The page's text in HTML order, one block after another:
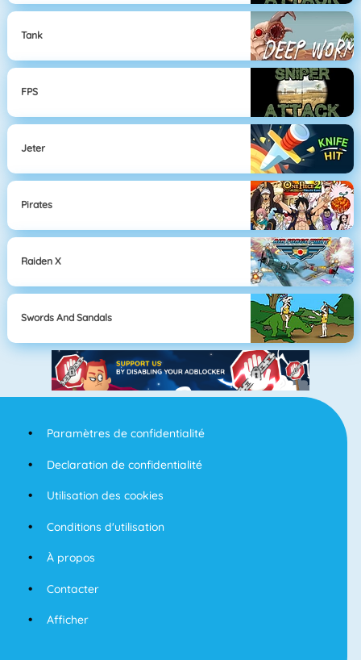
Tank
FPS
Jeter
Pirates
Raiden X
Swords And Sandals
Paramètres de confidentialité
Declaration de confidentialité
Utilisation des cookies
Conditions d'utilisation
À propos
Contacter
Afficher